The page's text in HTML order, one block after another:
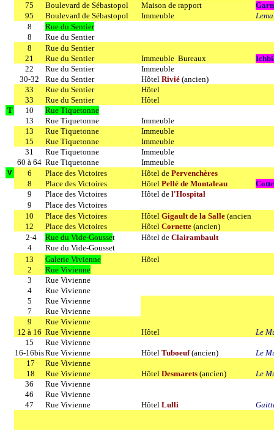
75
Boulevard de Sébastopol Maison de rapport
95
Boulevard de Sébastopol Immeuble
8
Rue du Sentier
8
Rue du Sentier
8
Rue du Sentier
21
Rue du Sentier Immeuble Bureaux
22
Rue du Sentier
Immeuble
30-32
Rue du Sentier Hôtel Rivié (ancien)
33
Rue du Sentier
Hôtel
33
Rue du Sentier
Hôtel
T
10
Rue Tiquetonne
13
Rue Tiquetonne
Immeuble
13
Rue Tiquetonne
Immeuble
15
Rue Tiquetonne
Immeuble
31
Rue Tiquetonne
Immeuble
60 à 64 Rue Tiquetonne Immeuble
V 6 Place des Victoires Hôtel de Pervenchères
8
Place des Victoires Hôtel Pellé de Montaleau
9
Place des Victoires Hôtel de l'Hospital
9
Place des Victoires
10
Place des Victoires Hôtel Gigault de la Salle (ancien
12
Place des Victoires Hôtel Cornette (ancien)
2-4
Rue du Vide-Gousset Hôtel de Clairambault
4
Rue du Vide-Gousset
13
Galerie Vivienne
Hôtel
2
Rue Vivienne
3
Rue Vivienne
4
Rue Vivienne
5
Rue Vivienne
7
Rue Vivienne
9
Rue Vivienne
12 à 16 Rue Vivienne Hôtel
Le
15
Rue Vivienne
16-16bisRue Vivienne Hôtel Tuboeuf(ancien)
Le
17
Rue Vivienne
18
Rue Vivienne Hôtel Desmarets (ancien)
Le
36
Rue Vivienne
46
Rue Vivienne
47
Rue Vivienne Hôtel Lulli